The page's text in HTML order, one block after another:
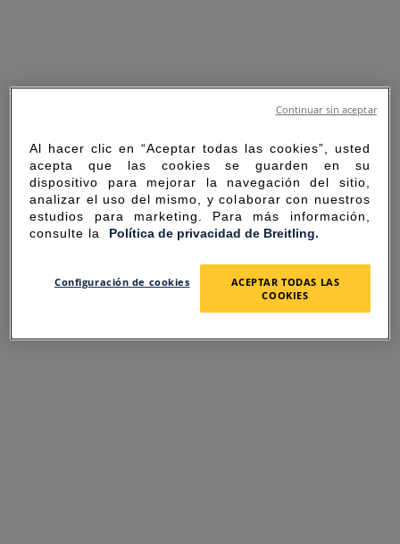
SORRY FOR THE
INCONVENIENCE
Al hacer clic en “Aceptar todas las cookies”, usted
acepta que las cookies se guarden en su
dispositivo para mejorar la navegación del sitio,
analizar el uso del mismo, y colaborar con nuestros
estudios para marketing. Para más información,
consulte la Política de privacidad de Breitling.
Configuración de cookies
ACEPTAR TODAS LAS
COOKIES
Continuar sin aceptar